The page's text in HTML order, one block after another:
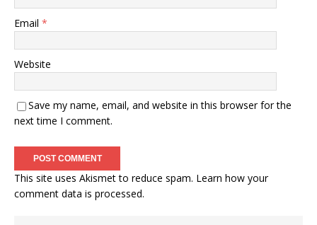
Email *
Website
Save my name, email, and website in this browser for the
next time I comment.
This site uses Akismet to reduce spam. Learn how your
comment data is processed.